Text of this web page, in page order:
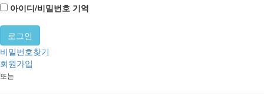
아이디/비밀번호 기억
비밀번호찾기
회원가입
또는